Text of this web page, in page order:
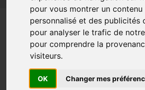
pour vous montrer un contenu
personnalisé et des publicités
pour analyser le trafic de
pour comprendre la
visiteurs.
OK Changer mes
Appel à la
tous les Etats de la
Méditerranée pour
promouvoir le